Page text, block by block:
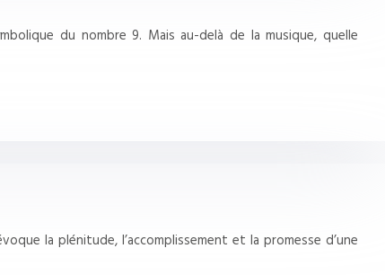
du nombre 9. Mais au-delà de la musique, quelle
la plénitude, l’accomplissement et la promesse d’une